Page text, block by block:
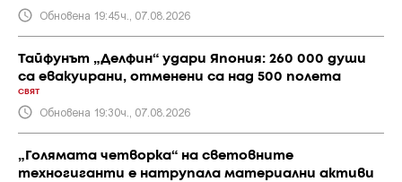
Обновена 19:45ч., 07.08.2026
Тайфунът „Делфин“ удари Япония: 260 000 души
са евакуирани, отменени са над 500 полета
СВЯТ
Обновена 19:30ч., 07.08.2026
„Голямата четворка“ на световните
техногиганти е натрупала материални активи